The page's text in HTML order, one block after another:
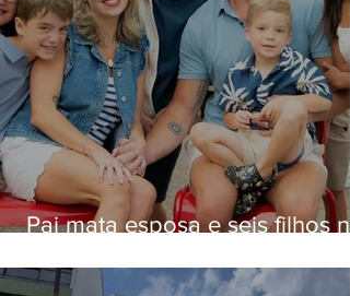
Pai mata esposa e seis filhos